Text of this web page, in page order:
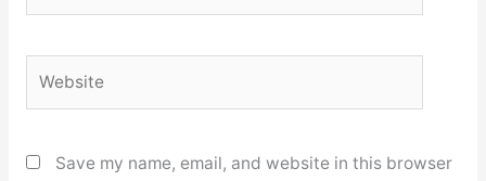
Save my name, email, and website in this browser